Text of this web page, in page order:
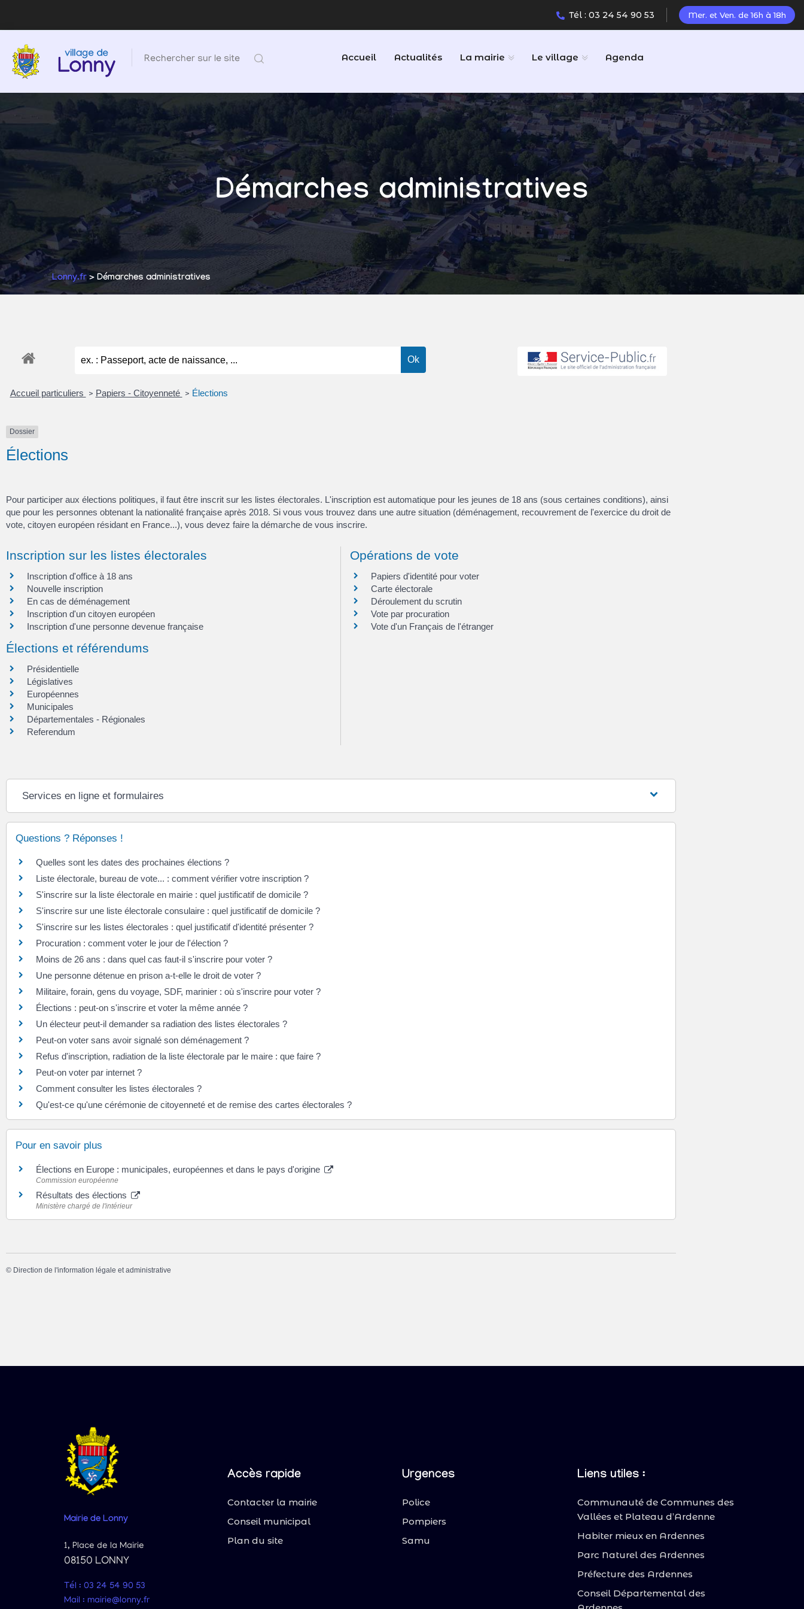
Tél : 03 24 54 90 53 Mer. et Ven. de 16h à 18h
Rechercher sur le site Accueil Actualités La mairie Le village Agenda
Démarches administratives
Lonny.fr > Démarches administratives
Accueil particuliers > Papiers - Citoyenneté > Élections
Dossier
Élections
Pour participer aux élections politiques, il faut être inscrit sur les listes électorales. L'inscription est automatique pour les jeunes de 18 ans (sous certaines conditions), ainsi
que pour les personnes obtenant la nationalité française après 2018. Si vous vous trouvez dans une autre situation (déménagement, recouvrement de l'exercice du droit de
vote, citoyen européen résidant en France...), vous devez faire la démarche de vous inscrire.
Inscription sur les listes électorales
Inscription d'office à 18 ans
Nouvelle inscription
En cas de déménagement
Inscription d'un citoyen européen
Inscription d'une personne devenue française
Opérations de vote
Papiers d'identité pour voter
Carte électorale
Déroulement du scrutin
Vote par procuration
Vote d'un Français de l'étranger
Élections et référendums
Présidentielle
Législatives
Européennes
Municipales
Départementales - Régionales
Referendum
Services en ligne et formulaires
Questions ? Réponses !
Quelles sont les dates des prochaines élections ?
Liste électorale, bureau de vote... : comment vérifier votre inscription ?
S'inscrire sur la liste électorale en mairie : quel justificatif de domicile ?
S'inscrire sur une liste électorale consulaire : quel justificatif de domicile ?
S'inscrire sur les listes électorales : quel justificatif d'identité présenter ?
Procuration : comment voter le jour de l'élection ?
Moins de 26 ans : dans quel cas faut-il s'inscrire pour voter ?
Une personne détenue en prison a-t-elle le droit de voter ?
Militaire, forain, gens du voyage, SDF, marinier : où s'inscrire pour voter ?
Élections : peut-on s'inscrire et voter la même année ?
Un électeur peut-il demander sa radiation des listes électorales ?
Peut-on voter sans avoir signalé son déménagement ?
Refus d'inscription, radiation de la liste électorale par le maire : que faire ?
Peut-on voter par internet ?
Comment consulter les listes électorales ?
Qu'est-ce qu'une cérémonie de citoyenneté et de remise des cartes électorales ?
Pour en savoir plus
Élections en Europe : municipales, européennes et dans le pays d'origine
Commission européenne
Résultats des élections
Ministère chargé de l'intérieur
© Direction de l'information légale et administrative
Mairie de Lonny
1, Place de la Mairie
08150 LONNY
Tél : 03 24 54 90 53
Mail : mairie@lonny.fr
Accès rapide
Contacter la mairie
Conseil municipal
Plan du site
Urgences
Police
Pompiers
Samu
Liens utiles :
Communauté de Communes des
Vallées et Plateau d’Ardenne
Habiter mieux en Ardennes
Parc Naturel des Ardennes
Préfecture des Ardennes
Conseil Départemental des